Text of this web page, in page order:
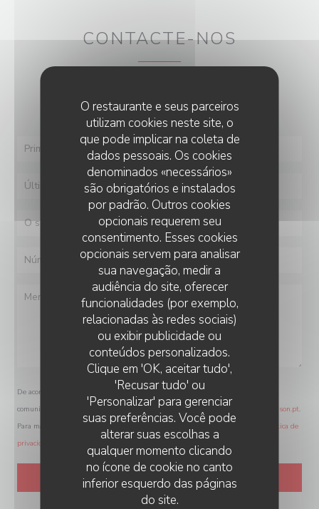
O restaurante e seus parceiros
utilizam cookies neste site, o
que pode implicar na coleta de
dados pessoais. Os cookies
denominados «necessários»
são obrigatórios e instalados
por padrão. Outros cookies
opcionais requerem seu
consentimento. Esses cookies
opcionais servem para analisar
sua navegação, medir a
audiência do site, oferecer
funcionalidades (por exemplo,
relacionadas às redes sociais)
ou exibir publicidade ou
conteúdos personalizados.
Clique em 'OK, aceitar tudo',
'Recusar tudo' ou
'Personalizar' para gerenciar
suas preferências. Você pode
alterar suas escolhas a
qualquer momento clicando
no ícone de cookie no canto
inferior esquerdo das páginas
do site.
CONTACTE-NOS
Preencha o formulário abaixo!
De acordo com a legislação de proteção de dados, tem o direito de se opor a
comunicações de marketing. Pode registar-se na Lista Robinson através de
robinson.pt.
Para mais informações sobre o tratamento dos seus dados, consulte a nossa
política de
privacidade